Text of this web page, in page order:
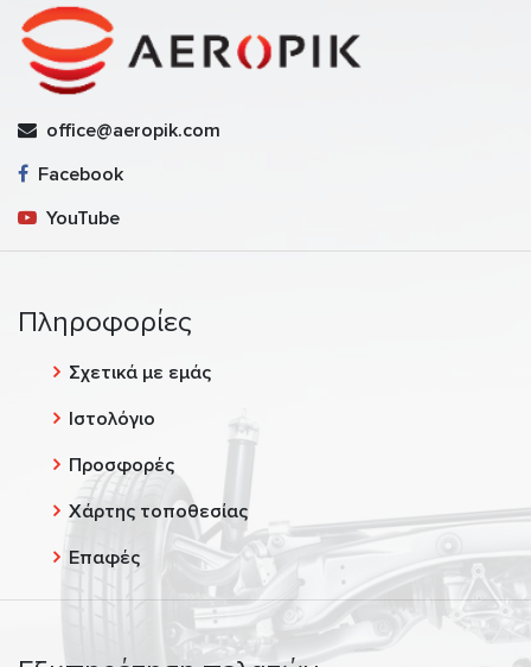
office@aeropik.com
Facebook
YouTube
Πληροφορίες
Σχετικά με εμάς
Ιστολόγιο
Προσφορές
Χάρτης τοποθεσίας
Επαφές